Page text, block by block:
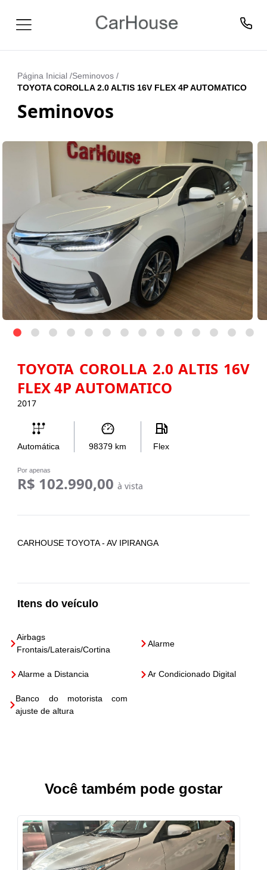
Página Inicial /Seminovos /
TOYOTA COROLLA 2.0 ALTIS 16V FLEX 4P AUTOMATICO
Seminovos
TOYOTA COROLLA 2.0 ALTIS 16V
FLEX 4P AUTOMATICO
2017
Automática 98379 km Flex
Por apenas
R$ 102.990,00 à vista
CARHOUSE TOYOTA - AV IPIRANGA
Itens do veículo
Airbags
Frontais/Laterais/Cortina
Alarme
Alarme a Distancia Ar Condicionado Digital
Banco do motorista com
ajuste de altura
Você também pode gostar